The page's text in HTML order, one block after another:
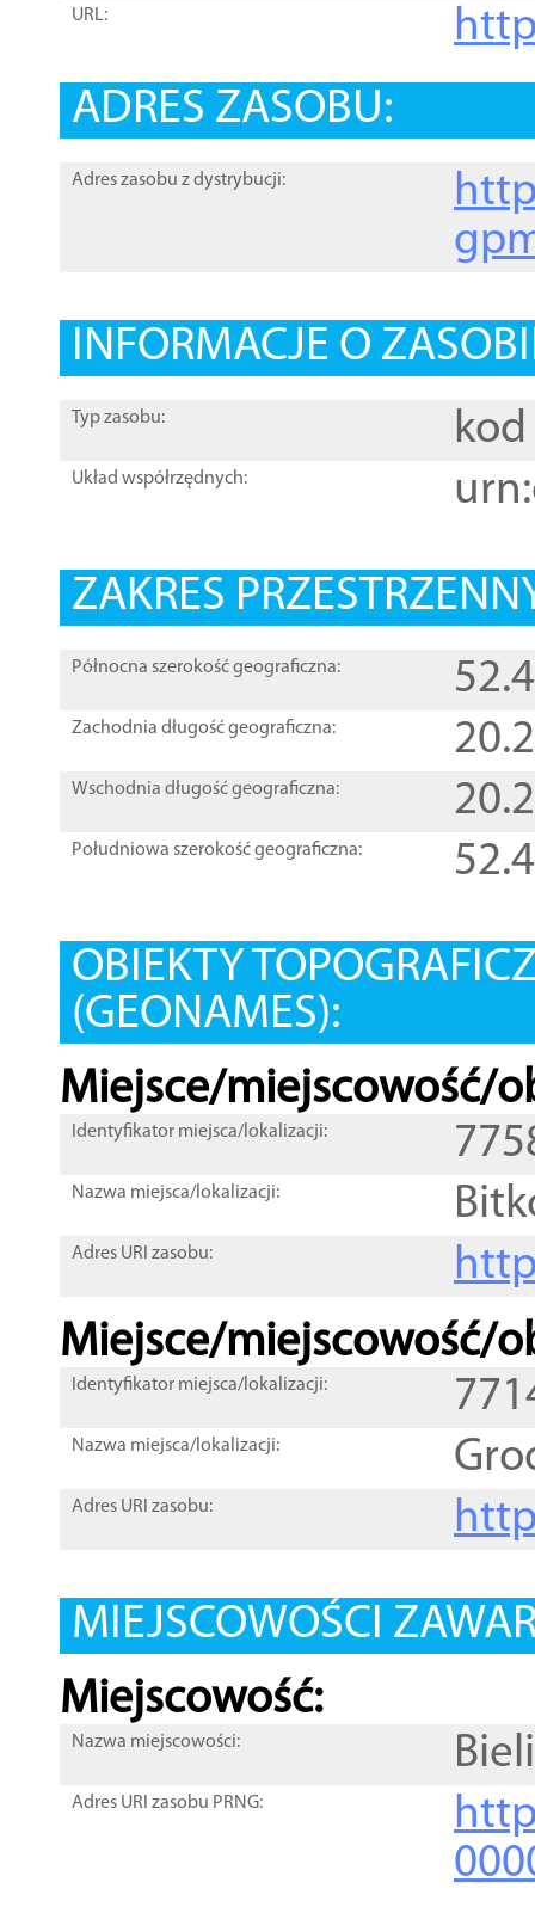
URL:
ADRES ZASOBU:
Adres zasobu z dystrybucji:
INFORMACJE O
Typ zasobu: kod
Układ współrzędnych:
ZAKRES
Północna szerokość geograficzna:
Zachodnia długość geograficzna:
Wschodnia długość geograficzna:
Południowa szerokość geograficzna:
OBIEKTY
(GEONAMES):
Miejsce/miejscowość/
Identyfikator miejsca/lokalizacji:
Nazwa miejsca/lokalizacji:
Adres URI zasobu:
Miejsce/miejscowość/
Identyfikator miejsca/lokalizacji:
Nazwa miejsca/lokalizacji:
Adres URI zasobu:
MIEJSCOWOŚCI
Miejscowość:
Nazwa miejscowości:
Adres URI zasobu PRNG: